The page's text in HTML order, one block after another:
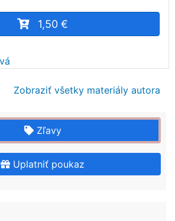
1,50 €
Zobraziť všetky materiály autora
Zľavy
Uplatniť poukaz